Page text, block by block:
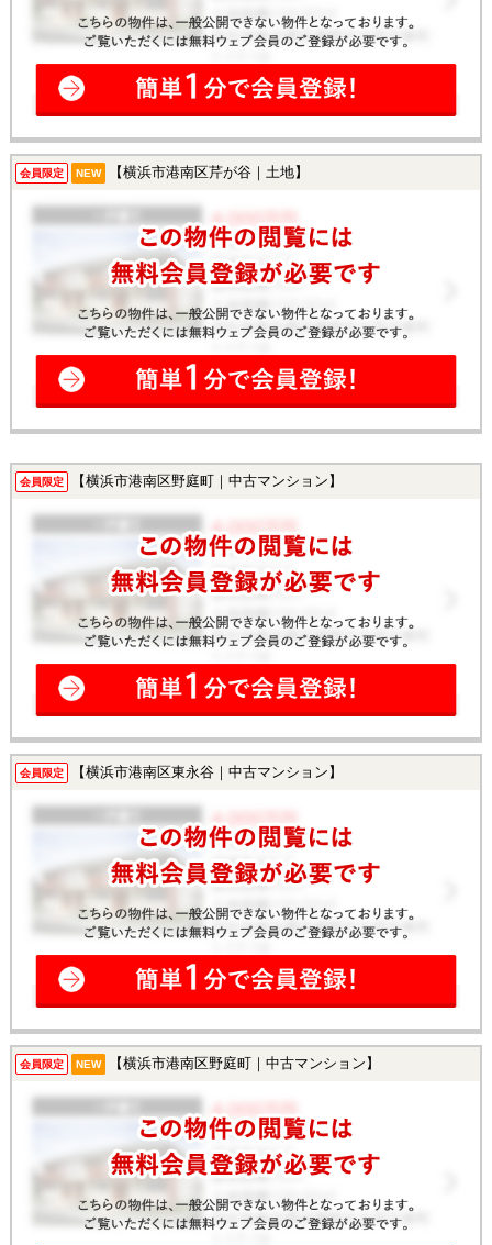
会員限定 NEW 【横浜市港南区芹が谷｜土地】
会員限定 【横浜市港南区野庭町｜中古マンション】
会員限定 【横浜市港南区東永谷｜中古マンション】
会員限定 NEW 【横浜市港南区野庭町｜中古マンション】